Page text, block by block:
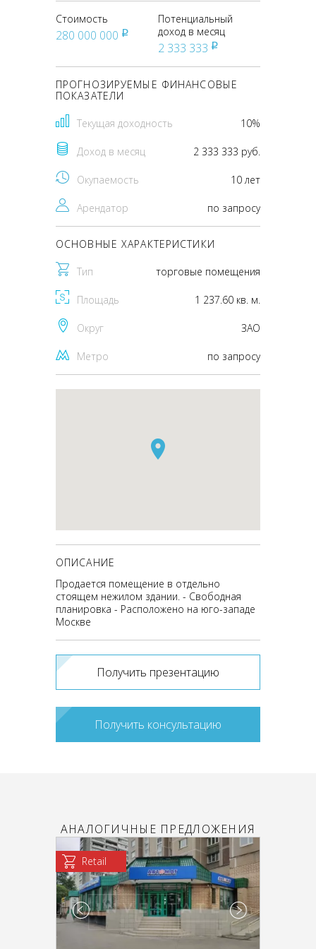
Стоимость
280 000 000 pуб
Потенциальный
доход в месяц
2 333 333 pуб
ПРОГНОЗИРУЕМЫЕ ФИНАНСОВЫЕ
ПОКАЗАТЕЛИ
Текущая доходность 10%
Доход в месяц 2 333 333 руб.
Окупаемость 10 лет
Арендатор по запросу
ОСНОВНЫЕ ХАРАКТЕРИСТИКИ
Тип торговые помещения
Площадь 1 237.60 кв. м.
Округ ЗАО
Метро по запросу
ОПИСАНИЕ
Продается помещение в отдельно
стоящем нежилом здании. - Свободная
планировка - Расположено на юго-западе
Москве
Получить презентацию
Получить консультацию
АНАЛОГИЧНЫЕ ПРЕДЛОЖЕНИЯ
Retail